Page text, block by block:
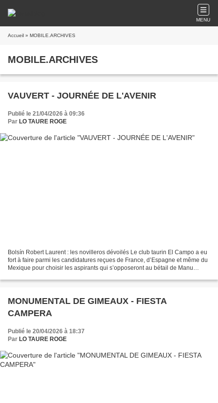
MENU
Accueil » MOBILE.ARCHIVES
MOBILE.ARCHIVES
VAUVERT - JOURNÉE DE L'AVENIR
Publié le 21/04/2026 à 09:36
Par LO TAURE ROGE
Bolsín Robert Laurent : les novilleros dévoilés Le club taurin El Campo a eu
fort à faire parmi les candidatures reçues de France, d’Espagne et même du
Mexique pour choisir les aspirants qui s’opposeront au bétail de Manu
MONUMENTAL DE GIMEAUX - FIESTA
CAMPERA
Publié le 20/04/2026 à 18:37
Par LO TAURE ROGE